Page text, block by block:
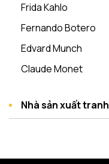
Frida Kahlo
Fernando Botero
Edvard Munch
Claude Monet
Nhà sản xuất tranh